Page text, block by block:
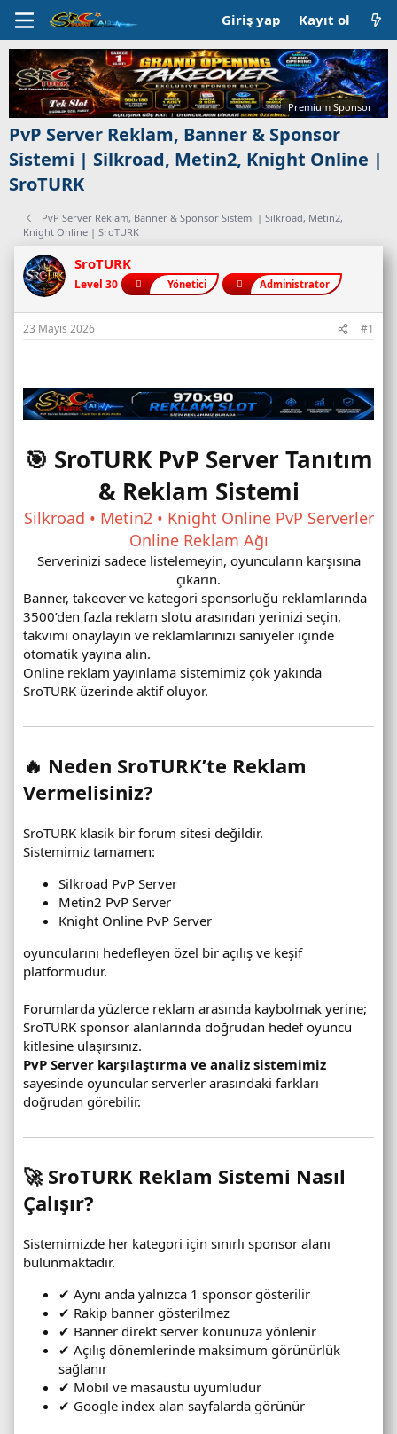
Giriş yap Kayıt ol
Premium Sponsor
PvP Server Reklam, Banner & Sponsor
Sistemi | Silkroad, Metin2, Knight Online |
SroTURK
PvP Server Reklam, Banner & Sponsor Sistemi | Silkroad, Metin2,
Knight Online | SroTURK
SroTURK
Level 30 Yönetici Administrator
23 Mayıs 2026 #1
🎯 SroTURK PvP Server Tanıtım
& Reklam Sistemi
Silkroad • Metin2 • Knight Online PvP Serverler
Online Reklam Ağı
Serverinizi sadece listelemeyin, oyuncuların karşısına
çıkarın.
Banner, takeover ve kategori sponsorluğu reklamlarında
3500’den fazla reklam slotu arasından yerinizi seçin,
takvimi onaylayın ve reklamlarınızı saniyeler içinde
otomatik yayına alın.
Online reklam yayınlama sistemimiz çok yakında
SroTURK üzerinde aktif oluyor.
🔥 Neden SroTURK’te Reklam
Vermelisiniz?
SroTURK klasik bir forum sitesi değildir.
Sistemimiz tamamen:
Silkroad PvP Server
Metin2 PvP Server
Knight Online PvP Server
oyuncularını hedefleyen özel bir açılış ve keşif
platformudur.
Forumlarda yüzlerce reklam arasında kaybolmak yerine;
SroTURK sponsor alanlarında doğrudan hedef oyuncu
kitlesine ulaşırsınız.
PvP Server karşılaştırma ve analiz sistemimiz
sayesinde oyuncular serverler arasındaki farkları
doğrudan görebilir.
🚀 SroTURK Reklam Sistemi Nasıl
Çalışır?
Sistemimizde her kategori için sınırlı sponsor alanı
bulunmaktadır.
✔ Aynı anda yalnızca 1 sponsor gösterilir
✔ Rakip banner gösterilmez
✔ Banner direkt server konunuza yönlenir
✔ Açılış dönemlerinde maksimum görünürlük
sağlanır
✔ Mobil ve masaüstü uyumludur
✔ Google index alan sayfalarda görünür